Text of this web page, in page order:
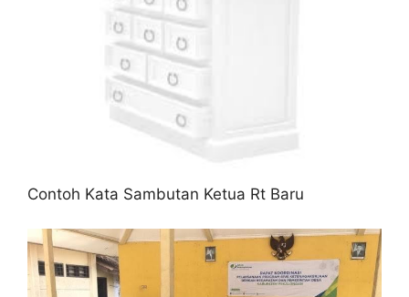
Contoh Kata Sambutan Ketua Rt Baru